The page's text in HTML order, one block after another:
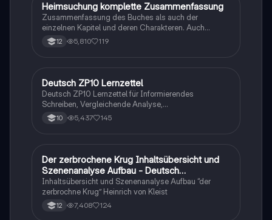
Deutsch
Heimsuchung komplette Zusammenfassung
Zusammenfassung des Buches als auch der
einzelnen Kapitel und deren Charakteren. Auch
tabellarisch. Im Unterricht ohne KI erstellt
12 5,810 119
Deutsch
Deutsch ZP10 Lernzettel
Deutsch ZP10 Lernzettel für Informierendes
Schreiben, Vergleichende Analyse,
Sachtexte/Roman/Gedicht..
10 5,437 145
Deutsch
Der zerbrochene Krug Inhaltsübersicht und
Szenenanalyse Aufbau - Deutsch
Q1/Q2/Abitur
Inhaltsübersicht und Szenenanalyse Aufbau “der
zerbrochne Krug” Heinrich von Kleist
12 7,408 124